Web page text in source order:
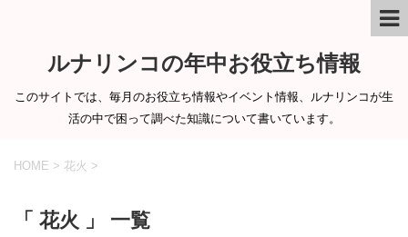
ルナリンコの年中お役立ち情報
このサイトでは、毎月のお役立ち情報やイベント情報、ルナリンコが生
活の中で困って調べた知識について書いています。
HOME > 花火 >
「 花火 」 一覧